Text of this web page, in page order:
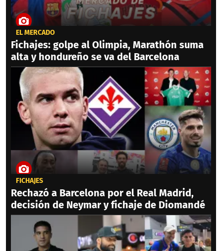
EL MERCADO
Fichajes: golpe al Olimpia, Marathón suma
alta y hondureño se va del Barcelona
FICHAJES
Rechazó a Barcelona por el Real Madrid,
decisión de Neymar y fichaje de Diomandé